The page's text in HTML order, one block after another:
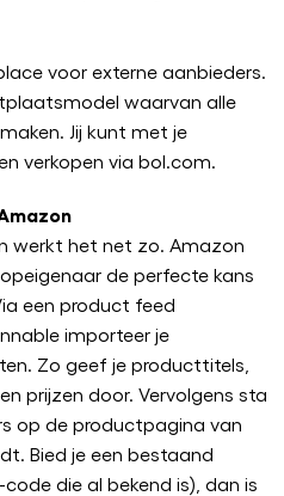
voor externe aanbieders.
waarvan alle
Jij kunt met je
verkopen via bol.com.
werkt het net zo. Amazon
de perfecte kans
een product feed
importeer je
Zo geef je producttitels,
prijzen door. Vervolgens sta
op de productpagina van
Bied je een bestaand
die al bekend is), dan is